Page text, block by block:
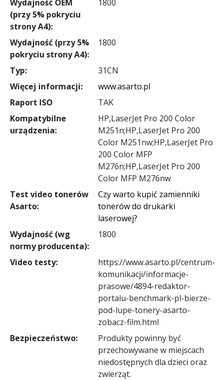
Wydajność OEM
(przy 5% pokryciu
strony A4):
1800
Wydajność (przy 5%
pokryciu strony A4):
1800
Typ:
31CN
Więcej informacji:
www.asarto.pl
Raport ISO
TAK
Kompatybilne
urządzenia:
HP,LaserJet Pro 200 Color
M251n;HP,LaserJet Pro 200
Color M251nw;HP,LaserJet Pro
200 Color MFP
M276n;HP,LaserJet Pro 200
Color MFP M276nw
Test video tonerów
Asarto:
Czy warto kupić zamienniki
tonerów do drukarki
laserowej?
Wydajność (wg
normy producenta):
1800
Video testy:
https://www.asarto.pl/centrum-
komunikacji/informacje-
prasowe/4894-redaktor-
portalu-benchmark-pl-bierze-
pod-lupe-tonery-asarto-
zobacz-film.html
Bezpieczeństwo:
Produkty powinny być
przechowywane w miejscach
niedostępnych dla dzieci oraz
zwierząt.